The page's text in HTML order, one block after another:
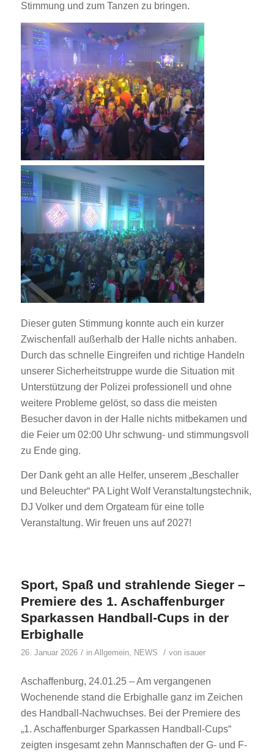
Stimmung und zum Tanzen zu bringen.
Dieser guten Stimmung konnte auch ein kurzer
Zwischenfall außerhalb der Halle nichts anhaben.
Durch das schnelle Eingreifen und richtige Handeln
unserer Sicherheitstruppe wurde die Situation mit
Unterstützung der Polizei professionell und ohne
weitere Probleme gelöst, so dass die meisten
Besucher davon in der Halle nichts mitbekamen und
die Feier um 02:00 Uhr schwung- und stimmungsvoll
zu Ende ging.
Der Dank geht an alle Helfer, unserem „Beschaller
und Beleuchter“ PA Light Wolf Veranstaltungstechnik,
DJ Volker und dem Orgateam für eine tolle
Veranstaltung. Wir freuen uns auf 2027!
Sport, Spaß und strahlende Sieger –
Premiere des 1. Aschaffenburger
Sparkassen Handball-Cups in der
Erbighalle
26. Januar 2026 / in Allgemein, NEWS / von isauer
Aschaffenburg, 24.01.25 – Am vergangenen
Wochenende stand die Erbighalle ganz im Zeichen
des Handball-Nachwuchses. Bei der Premiere des
„1. Aschaffenburger Sparkassen Handball-Cups“
zeigten insgesamt zehn Mannschaften der G- und F-